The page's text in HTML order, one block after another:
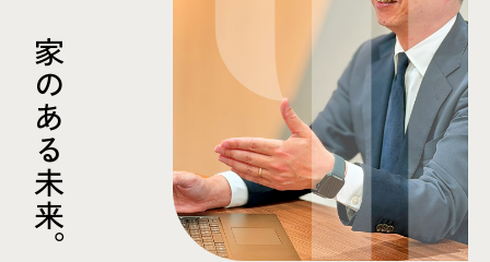
家
の
あ
る
未
来
。